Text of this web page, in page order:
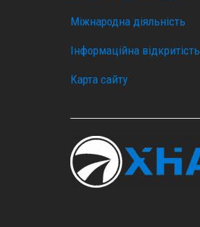
Міжнародна діяльність
Інформаційна відкритість
Карта сайту